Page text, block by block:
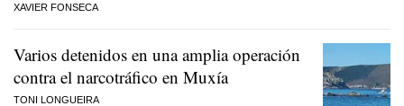
XAVIER FONSECA
Varios detenidos en una amplia operación
contra el narcotráfico en Muxía
TONI LONGUEIRA